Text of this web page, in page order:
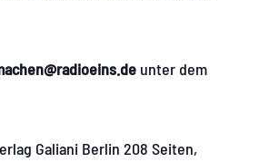
unter dem
Galiani Berlin 208 Seiten,